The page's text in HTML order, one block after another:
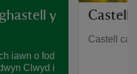
y
iawn o fod
Clwyd i
Castell
Castell